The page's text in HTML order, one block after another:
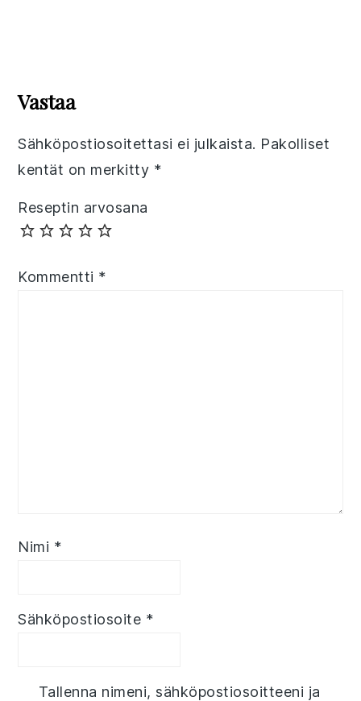
Interactions
Vastaa
Sähköpostiosoitettasi ei julkaista. Pakolliset
kentät on merkitty *
Reseptin arvosana
Kommentti *
Nimi *
Sähköpostiosoite *
Tallenna nimeni, sähköpostiosoitteeni ja